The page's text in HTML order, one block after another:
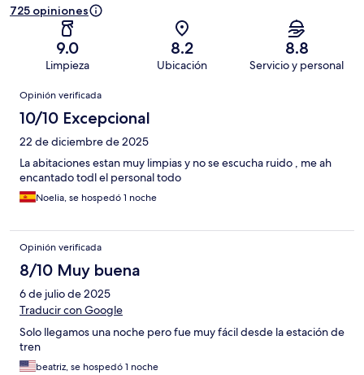
725 opiniones
9.0
Limpieza
8.2
Ubicación
8.8
Servicio y personal
Opiniones
Opinión verificada
10/10 Excepcional
22 de diciembre de 2025
La abitaciones estan muy limpias y no se escucha ruido , me ah
encantado todl el personal todo
Noelia, se hospedó 1 noche
Opinión verificada
8/10 Muy buena
6 de julio de 2025
Traducir con Google
Solo llegamos una noche pero fue muy fácil desde la estación de
tren
beatriz, se hospedó 1 noche